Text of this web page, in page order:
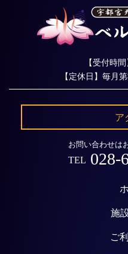
【受付時
【定休日】毎月
ア
お問い合わせは
TEL 028-
施
ご